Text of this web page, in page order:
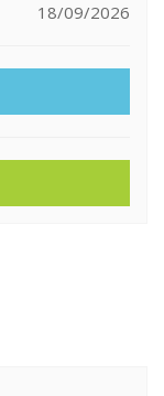
18/09/2026